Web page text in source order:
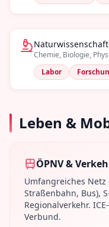
Chemie, Biologie,
Labor
Leben &
ÖPNV &
Umfangreiches
Straßenbahn, Bus),
Regionalverkehr.
Verbund.